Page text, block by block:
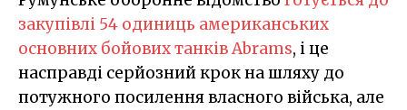
закупівлі 54 одиниць американських
основних бойових танків Abrams, і це
насправді серйозний крок на шляху до
потужного посилення власного війська, але